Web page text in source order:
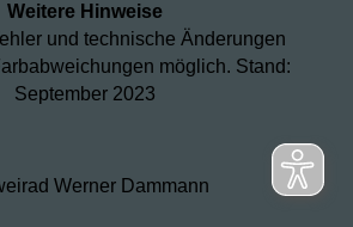
Weitere Hinweise
und technische Änderungen
möglich. Stand:
September 2023
Werner Dammann